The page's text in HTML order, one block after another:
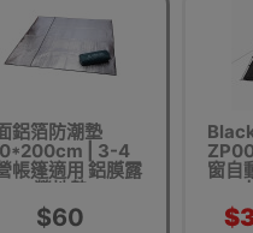
鋁箔防潮墊
| 3-4
帳篷適用 鋁膜露
營地墊
$60
窗自
3-4